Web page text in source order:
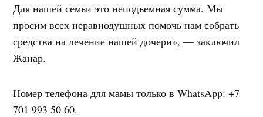
Для нашей семьи это неподъемная сумма. Мы
просим всех неравнодушных помочь нам собрать
средства на лечение нашей дочери», — заключил
Жанар.
Номер телефона для мамы только в WhatsApp: +7
701 993 50 60.